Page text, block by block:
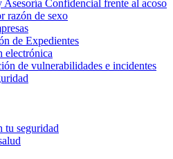
Asesoría Confidencial frente al acoso
razón de sexo
de Expedientes
electrónica
de vulnerabilidades e incidentes
tu seguridad